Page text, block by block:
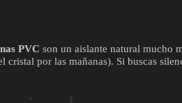
PVC son un aislante natural mucho
por las mañanas). Si buscas